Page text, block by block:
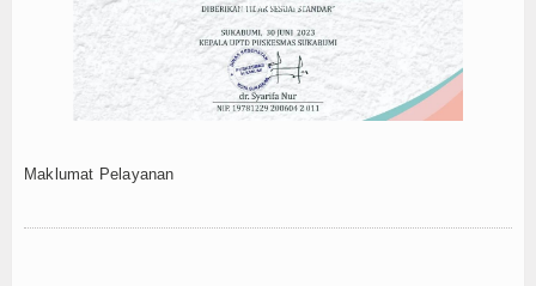
Download
UPTD Puskesmas Sukabumi mendapat
UPTD Puskesmas Sukabumi Terakreditasi
Pemeriksaan Kesehatan KPPS Pilkada
Maklumat Pelayanan